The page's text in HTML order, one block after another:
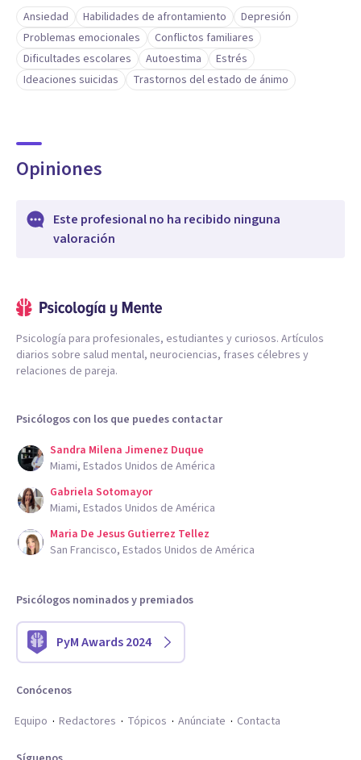
Ansiedad Habilidades de afrontamiento
Depresión
Problemas emocionales
Conflictos familiares
Dificultades escolares
Autoestima
Estrés
Ideaciones suicidas
Trastornos del estado de ánimo
Opiniones
Este profesional no ha recibido ninguna
valoración
Psicología para profesionales, estudiantes y curiosos. Artículos
diarios sobre salud mental, neurociencias, frases célebres y
relaciones de pareja.
Psicólogos con los que puedes contactar
Sandra Milena Jimenez Duque
Miami, Estados Unidos de América
Gabriela Sotomayor
Miami, Estados Unidos de América
Maria De Jesus Gutierrez Tellez
San Francisco, Estados Unidos de América
Psicólogos nominados y premiados
PyM Awards 2024
Conócenos
Equipo
Redactores Tópicos Anúnciate Contacta